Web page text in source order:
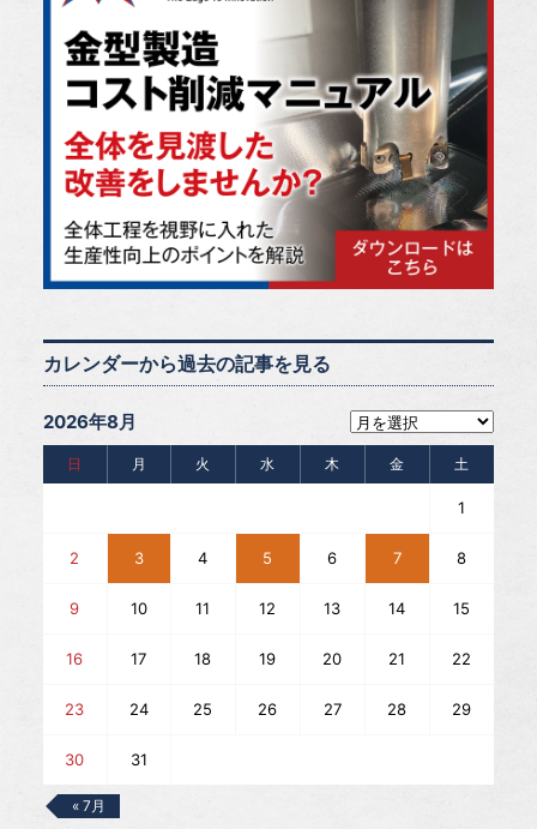
カレンダーから過去の記事を見る
2026年8月
日 月 火 水 木 金 土
1
2 3 4 5 6 7 8
9 10 11 12 13 14 15
16 17 18 19 20 21 22
23 24 25 26 27 28 29
30 31
« 7月